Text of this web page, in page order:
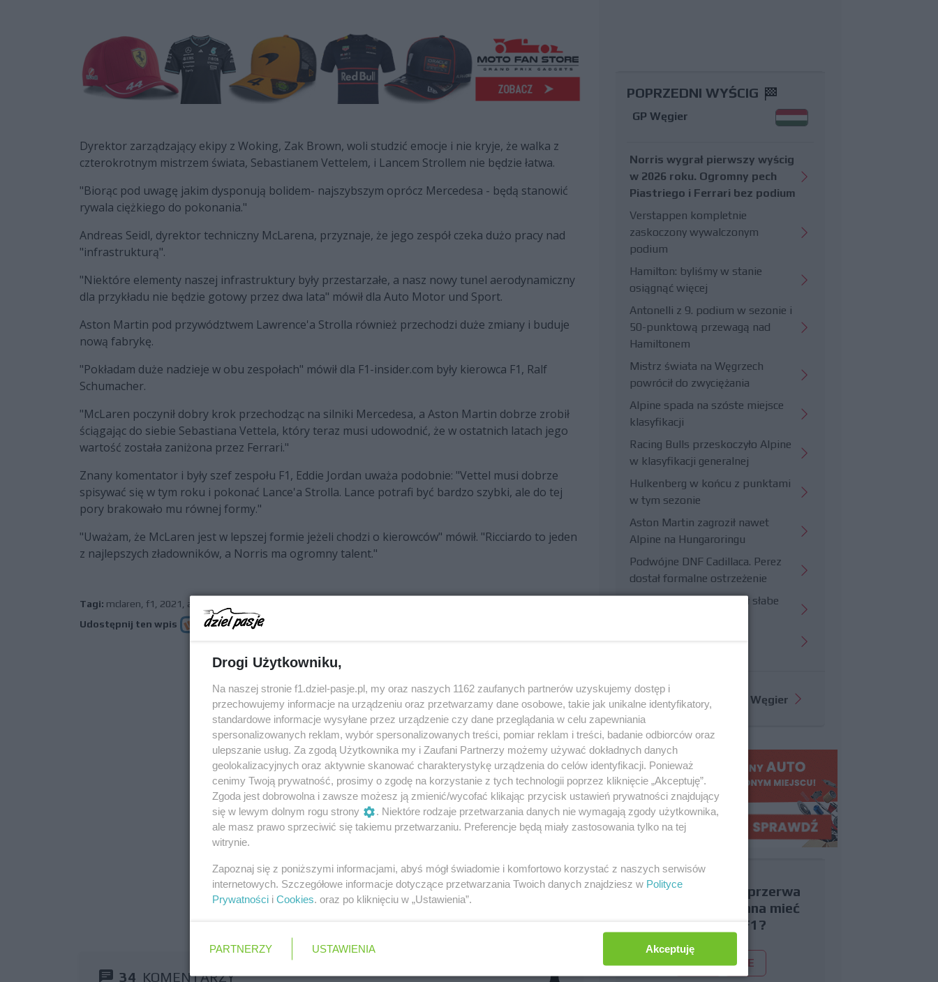
Dyrektor zarządzający ekipy z Woking, Zak Brown, woli studzić emocje i nie kryje, że walka z
czterokrotnym mistrzem świata, Sebastianem Vettelem, i Lancem Strollem nie będzie łatwa.
"Biorąc pod uwagę jakim dysponują bolidem- najszybszym oprócz Mercedesa - będą stanowić
rywala ciężkiego do pokonania."
Andreas Seidl, dyrektor techniczny McLarena, przyznaje, że jego zespół czeka dużo pracy nad
"infrastrukturą".
"Niektóre elementy naszej infrastruktury były przestarzałe, a nasz nowy tunel aerodynamiczny
dla przykładu nie będzie gotowy przez dwa lata" mówił dla Auto Motor und Sport.
Aston Martin pod przywództwem Lawrence'a Strolla również przechodzi duże zmiany i buduje
nową fabrykę.
"Pokładam duże nadzieje w obu zespołach" mówił dla F1-insider.com były kierowca F1, Ralf
Schumacher.
"McLaren poczynił dobry krok przechodząc na silniki Mercedesa, a Aston Martin dobrze zrobił
ściągając do siebie Sebastiana Vettela, który teraz musi udowodnić, że w ostatnich latach jego
wartość została zaniżona przez Ferrari."
Znany komentator i były szef zespołu F1, Eddie Jordan uważa podobnie: "Vettel musi dobrze
spisywać się w tym roku i pokonać Lance'a Strolla. Lance potrafi być bardzo szybki, ale do tej
pory brakowało mu równej formy."
"Uważam, że McLaren jest w lepszej formie jeżeli chodzi o kierowców" mówił. "Ricciardo to jeden
z najlepszych zładowników, a Norris ma ogromny talent."
Tagi: mclaren f1 2021 aston martin
Udostępnij ten wpis
34 KOMENTARZY
POPRZEDNI WYŚCIG
GP Węgier
Norris wygrał pierwszy wyścig
w 2026 roku. Ogromny pech
Piastriego i Ferrari bez podium
Verstappen kompletnie
zaskoczony wywalczonym
podium
Hamilton: byliśmy w stanie
osiągnąć więcej
Antonelli z 9. podium w sezonie i
50-punktową przewagą nad
Hamiltonem
Mistrz świata na Węgrzech
powrócił do zwyciężania
Alpine spada na szóste miejsce
klasyfikacji
Racing Bulls przeskoczyło Alpine
w klasyfikacji generalnej
Hulkenberg w końcu z punktami
w tym sezonie
Aston Martin zagroził nawet
Alpine na Hungaroringu
Podwójne DNF Cadillaca. Perez
dostał formalne ostrzeżenie
Hungaroring potwierdził słabe
Więcej informacji o GP Węgier
Czy uważasz, że przerwa
wakacyjna powinna mieć
miejsce w F1?
TAK NIE
Drogi Użytkowniku,
Na naszej stronie f1.dziel-pasje.pl, my oraz naszych 1162 zaufanych partnerów uzyskujemy dostęp i
przechowujemy informacje na urządzeniu oraz przetwarzamy dane osobowe, takie jak unikalne identyfikatory,
standardowe informacje wysyłane przez urządzenie czy dane przeglądania w celu zapewniania
spersonalizowanych reklam, wybór spersonalizowanych treści, pomiar reklam i treści, badanie odbiorców oraz
ulepszanie usług. Za zgodą Użytkownika my i Zaufani Partnerzy możemy używać dokładnych danych
geolokalizacyjnych oraz aktywnie skanować charakterystykę urządzenia do celów identyfikacji. Ponieważ
cenimy Twoją prywatność, prosimy o zgodę na korzystanie z tych technologii poprzez kliknięcie „Akceptuję”.
Zgoda jest dobrowolna i zawsze możesz ją zmienić/wycofać klikając przycisk ustawień prywatności znajdujący
się w lewym dolnym rogu strony
. Niektóre rodzaje przetwarzania danych nie wymagają zgody użytkownika,
ale masz prawo sprzeciwić się takiemu przetwarzaniu. Preferencje będą miały zastosowania tylko na tej
witrynie.
Zapoznaj się z poniższymi informacjami, abyś mógł świadomie i komfortowo korzystać z naszych serwisów
internetowych. Szczegółowe informacje dotyczące przetwarzania Twoich danych znajdziesz w Polityce
Prywatności i Cookies. oraz po kliknięciu w „Ustawienia”.
PARTNERZY USTAWIENIA Akceptuję